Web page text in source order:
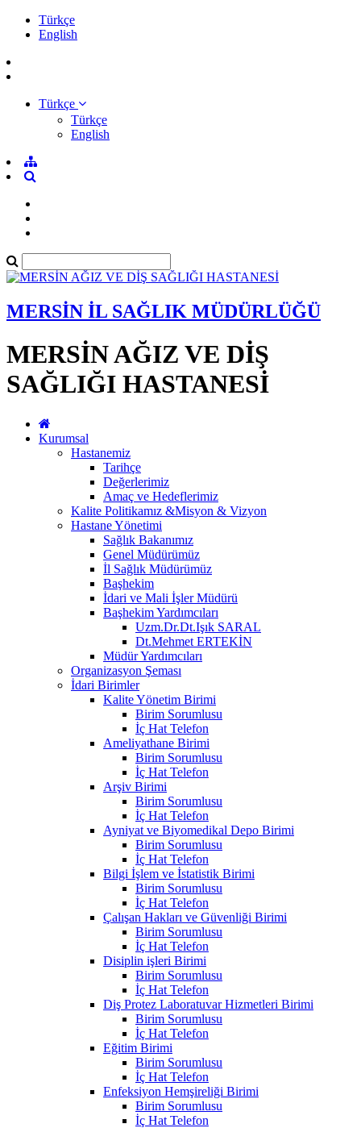
Türkçe
English
Türkçe
Türkçe
English
MERSİN İL SAĞLIK MÜDÜRLÜĞÜ
MERSİN AĞIZ VE DİŞ
SAĞLIĞI HASTANESİ
Kurumsal
Hastanemiz
Tarihçe
Değerlerimiz
Amaç ve Hedeflerimiz
Kalite Politikamız &Misyon & Vizyon
Hastane Yönetimi
Sağlık Bakanımız
Genel Müdürümüz
İl Sağlık Müdürümüz
Başhekim
İdari ve Mali İşler Müdürü
Başhekim Yardımcıları
Uzm.Dr.Dt.Işık SARAL
Dt.Mehmet ERTEKİN
Müdür Yardımcıları
Organizasyon Şeması
İdari Birimler
Kalite Yönetim Birimi
Birim Sorumlusu
İç Hat Telefon
Ameliyathane Birimi
Birim Sorumlusu
İç Hat Telefon
Arşiv Birimi
Birim Sorumlusu
İç Hat Telefon
Ayniyat ve Biyomedikal Depo Birimi
Birim Sorumlusu
İç Hat Telefon
Bilgi İşlem ve İstatistik Birimi
Birim Sorumlusu
İç Hat Telefon
Çalışan Hakları ve Güvenliği Birimi
Birim Sorumlusu
İç Hat Telefon
Disiplin işleri Birimi
Birim Sorumlusu
İç Hat Telefon
Diş Protez Laboratuvar Hizmetleri Birimi
Birim Sorumlusu
İç Hat Telefon
Eğitim Birimi
Birim Sorumlusu
İç Hat Telefon
Enfeksiyon Hemşireliği Birimi
Birim Sorumlusu
İç Hat Telefon